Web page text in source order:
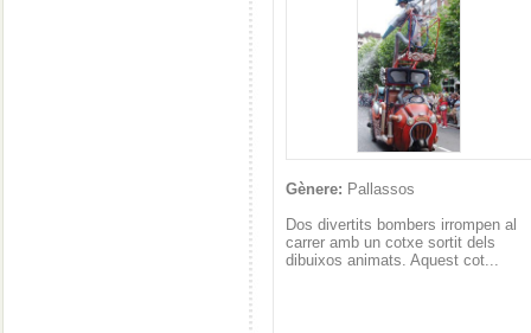
Gènere: Pallassos
Dos divertits bombers irrompen al
carrer amb un cotxe sortit dels
dibuixos animats. Aquest cot...